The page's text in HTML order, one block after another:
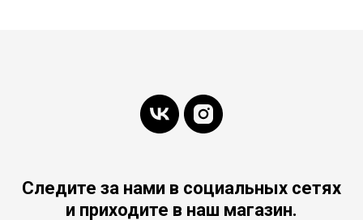
Следите за нами в социальных сетях
и приходите в наш магазин.